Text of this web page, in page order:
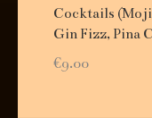
Cocktails
Gin Fizz, Pina
€9.00